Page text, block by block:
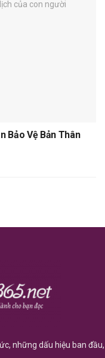
Bảo Vệ Bản Thân
những dấu hiệu ban đầu,